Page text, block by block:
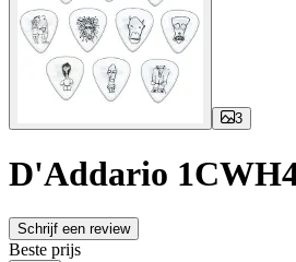
3
D'Addario
Schrijf een review
Beste prijs